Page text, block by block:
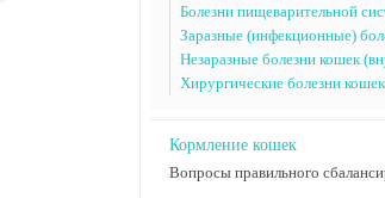
Болезни пищеварительной
Заразные (инфекционные)
Незаразные болезни кошек
Хирургические болезни
Кормление кошек
Вопросы правильного